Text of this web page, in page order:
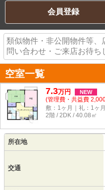
会員登録
類似物件・非公開物件等
問い合わせ・ご来店お待
空室一覧
7.3万円 NEW
(管理費・共益費
敷：1ヶ月｜礼：1ヶ月
2階 / 2DK / 40.08㎡
所在地
交通